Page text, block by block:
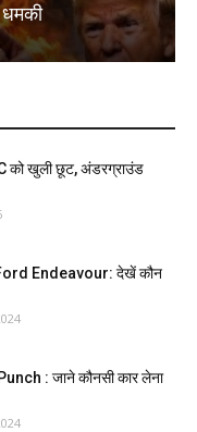
धमकी
को खुली छूट, अंडरग्राउंड
Endeavour: देखें कौन
: जाने कौनसी कार लेना